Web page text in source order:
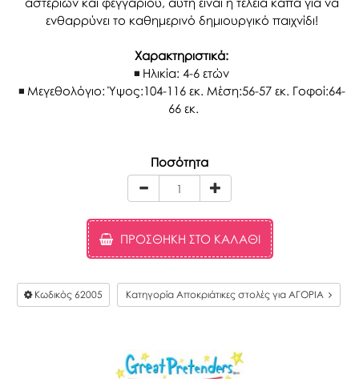
ενθαρρύνει το καθημερινό δημιουργικό παιχνίδι!
Χαρακτηριστικά:
Ηλικία: 4-6 ετών
Μεγεθολόγιο: Ύψος:104-116 εκ. Μέση:56-57 εκ. Γοφοί:64-
66 εκ.
Ποσότητα
ΠΡΟΣΘΉΚΗ ΣΤΟ ΚΑΛΆΘΙ
Κωδικός 62005 Κατηγορία Αποκριάτικες στολές για ΑΓΟΡΙΑ